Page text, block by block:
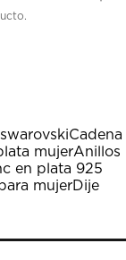
Cadena
mujerAnillos
en plata 925
mujerDije